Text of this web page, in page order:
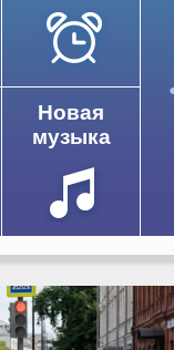
Новая
музыка